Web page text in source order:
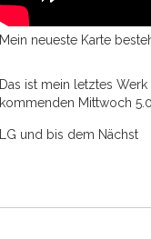
Mein neueste Karte
Das ist mein letztes
kommenden Mittwoch
LG und bis dem Nächst